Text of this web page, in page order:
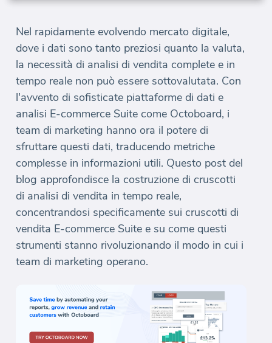
Nel rapidamente evolvendo mercato digitale,
dove i dati sono tanto preziosi quanto la valuta,
la necessità di analisi di vendita complete e in
tempo reale non può essere sottovalutata. Con
l'avvento di sofisticate piattaforme di dati e
analisi E-commerce Suite come Octoboard, i
team di marketing hanno ora il potere di
sfruttare questi dati, traducendo metriche
complesse in informazioni utili. Questo post del
blog approfondisce la costruzione di cruscotti
di analisi di vendita in tempo reale,
concentrandosi specificamente sui cruscotti di
vendita E-commerce Suite e su come questi
strumenti stanno rivoluzionando il modo in cui i
team di marketing operano.